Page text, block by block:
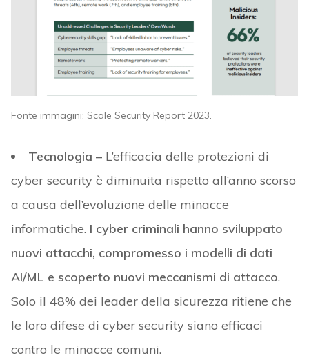
Fonte immagini: Scale Security Report 2023.
Tecnologia – L’efficacia delle protezioni di
cyber security è diminuita rispetto all’anno scorso
a causa dell’evoluzione delle minacce
informatiche. I cyber criminali hanno sviluppato
nuovi attacchi, compromesso i modelli di dati
AI/ML e scoperto nuovi meccanismi di attacco.
Solo il 48% dei leader della sicurezza ritiene che
le loro difese di cyber security siano efficaci
contro le minacce comuni.